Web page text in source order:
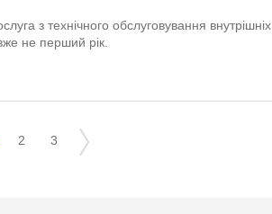
з технічного обслуговування внутрішніх
не перший рік.
2 3